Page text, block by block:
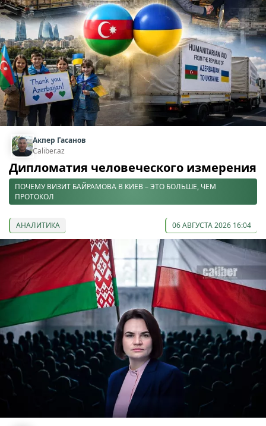
Акпер Гасанов
Caliber.az
Дипломатия человеческого измерения
ПОЧЕМУ ВИЗИТ БАЙРАМОВА В КИЕВ – ЭТО БОЛЬШЕ, ЧЕМ
ПРОТОКОЛ
АНАЛИТИКА 06 АВГУСТА 2026 16:04